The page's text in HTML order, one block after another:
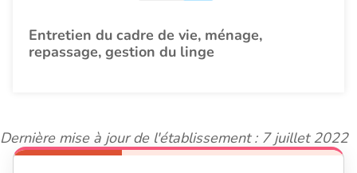
Entretien du cadre de vie, ménage,
repassage, gestion du linge
Dernière mise à jour de l'établissement : 7 juillet 2022